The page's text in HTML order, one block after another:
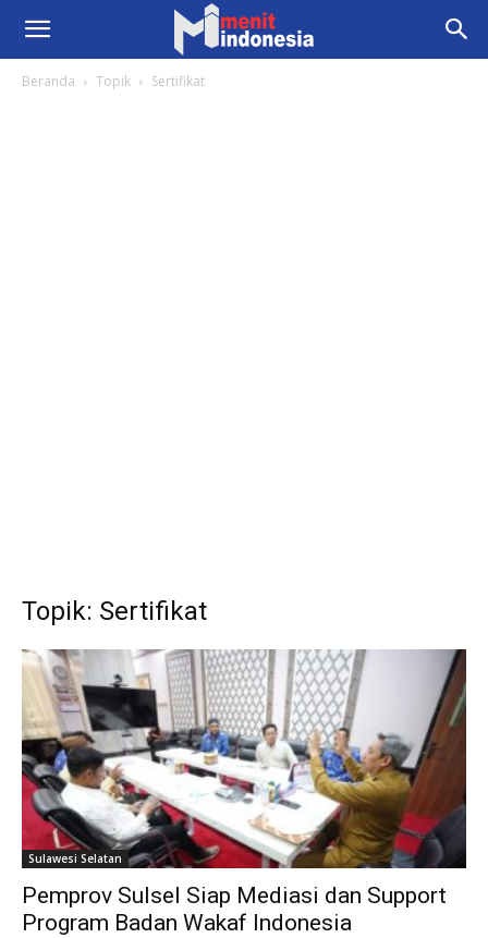
Beranda Topik Sertifikat
Topik: Sertifikat
Sulawesi Selatan
Pemprov Sulsel Siap Mediasi dan Support
Program Badan Wakaf Indonesia